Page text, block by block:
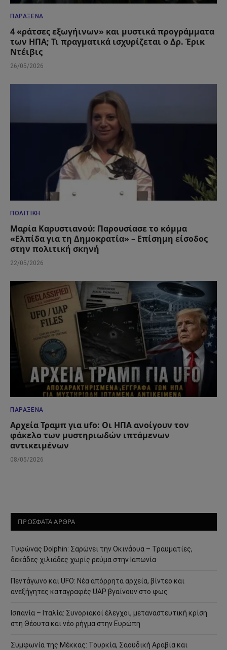
ΠΑΡΆΞΕΝΑ
4 «ράτσες εξωγήινων» και μυστικά προγράμματα
των ΗΠΑ; Τι πραγματικά ισχυρίζεται ο Δρ. Έρικ
Ντέιβις
26/05/2026
ΠΟΛΙΤΙΚΉ
Μαρία Καρυστιανού: Παρουσίασε το κόμμα
«Ελπίδα για τη Δημοκρατία» – Επίσημη είσοδος
στην πολιτική σκηνή
22/05/2026
ΠΑΡΆΞΕΝΑ
Αρχεία Τραμπ για ufo: Οι ΗΠΑ ανοίγουν τον
φάκελο των μυστηριωδών ιπτάμενων
αντικειμένων
08/05/2026
ΠΡΟΣΦΑΤΑ ΑΡΘΡΑ
Τυφώνας Dolphin: Σαρώνει την Οκινάουα – Τραυματίες,
δεκάδες χιλιάδες χωρίς ρεύμα στην Ιαπωνία
Πεντάγωνο και UFO: Νέα απόρρητα αρχεία, βίντεο και
ανεξήγητες καταγραφές UAP βγαίνουν στο φως
Ισπανία – Ιταλία: Συνοριακοί έλεγχοι, μεταναστευτική κρίση
στη Θέουτα και νέο ρήγμα στην Ευρώπη
Συμφωνία της Μέκκας: Τουρκία, Σαουδική Αραβία και